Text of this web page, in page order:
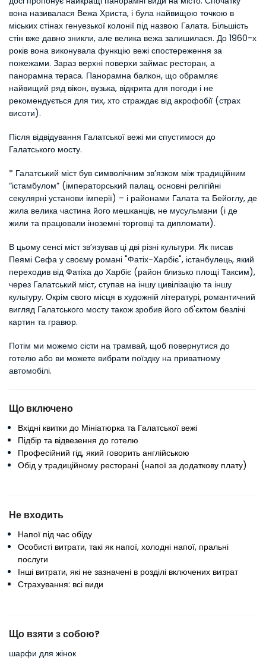
вона називалася Вежа Христа, і була найвищою точкою в
міських стінах генуезької колонії під назвою Галата. Більшість
стін вже давно зникли, але велика вежа залишилася. До 1960-х
років вона виконувала функцію вежі спостереження за
пожежами. Зараз верхні поверхи займає ресторан, а
панорамна тераса. Панорамна балкон, що обрамляє
найвищий ряд вікон, вузька, відкрита для погоди і не
рекомендується для тих, хто страждає від акрофобії (страх
висоти).
Після відвідування Галатської вежі ми спустимося до
Галатського мосту.
* Галатський міст був символічним зв’язком між традиційним
“істамбулом” (імператорський палац, основні релігійні
секулярні установи імперії) – і районами Галата та Бейоглу, де
жила велика частина його мешканців, не мусульмани (і де
жили та працювали іноземні торговці та дипломати).
В цьому сенсі міст зв’язував ці дві різні культури. Як писав
Пеямі Сефа у своєму романі "Фатіх-Харбіє", істанбулець, який
переходив від Фатіха до Харбіє (район близько площі Таксим),
через Галатський міст, ступав на іншу цивілізацію та іншу
культуру. Окрім свого місця в художній літературі, романтичний
вигляд Галатського мосту також зробив його об'єктом безлічі
картин та гравюр.
Потім ми можемо сісти на трамвай, щоб повернутися до
готелю або ви можете вибрати поїздку на приватному
автомобілі.
Що включено
Вхідні квитки до Мініатюрка та Галатської вежі
Підбір та відвезення до готелю
Професійний гід, який говорить англійською
Обід у традиційному ресторані (напої за додаткову плату)
Не входить
Напої під час обіду
Особисті витрати, такі як напої, холодні напої, пральні
послуги
Інші витрати, які не зазначені в розділі включених витрат
Страхування: всі види
Що взяти з собою?
шарфи для жінок